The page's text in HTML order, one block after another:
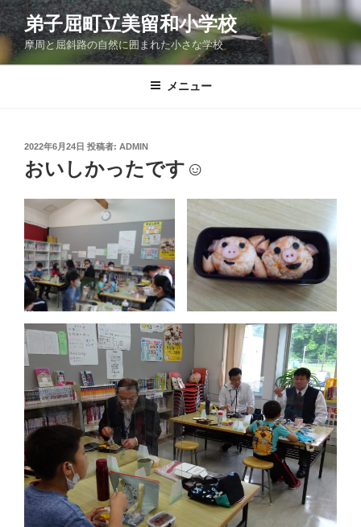
コ
ン
ン
弟子屈町立美留和小学校
摩周と屈斜路の自然に囲まれた小さな学校
メニュー
投
稿
日:
2022年6月24日 投稿者: ADMIN
おいしかったです☺